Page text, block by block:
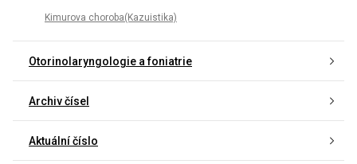
Kimurova choroba(Kazuistika)
Otorinolaryngologie a foniatrie
Archiv čísel
Aktuální číslo